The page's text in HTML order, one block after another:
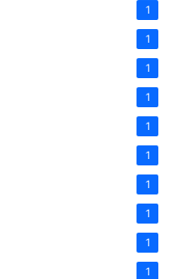
1
1
1
1
1
1
1
1
1
1